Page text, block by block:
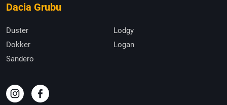
Dacia Grubu
Duster
Lodgy
Dokker
Logan
Sandero